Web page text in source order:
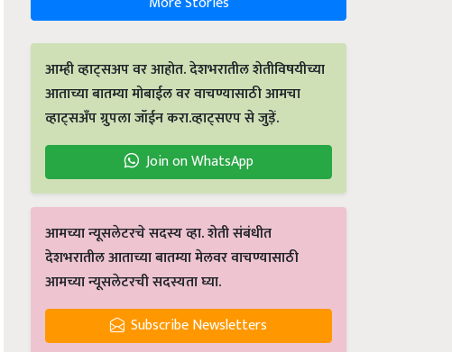
आम्ही व्हाट्सअप वर आहोत. देशभरातील शेतीविषयीच्या
आताच्या बातम्या मोबाईल वर वाचण्यासाठी आमचा
व्हाट्सअँप ग्रुपला जॉईन करा.व्हाट्सएप से जुड़ें.
Join on WhatsApp
आमच्या न्यूसलेटरचे सदस्य व्हा. शेती संबंधीत
देशभरातील आताच्या बातम्या मेलवर वाचण्यासाठी
आमच्या न्यूसलेटरची सदस्यता घ्या.
Subscribe Newsletters